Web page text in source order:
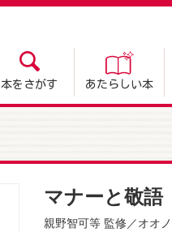
本をさがす あたらしい本
マナーと敬語
親野智可等 監修／オオ